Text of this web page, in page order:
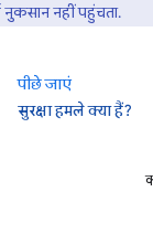
नहीं पहुंचता.
पीछे जाएं
सुरक्षा हमले क्या हैं?